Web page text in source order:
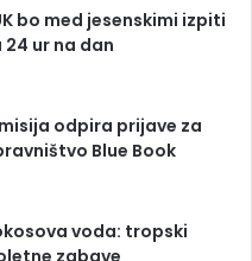
bo med jesenskimi izpiti
ur na dan
odpira prijave za
Blue Book
voda: tropski
zabave